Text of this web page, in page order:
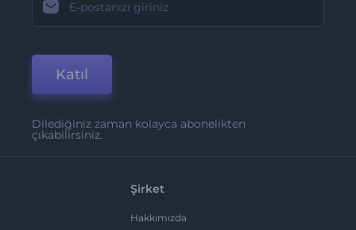
Katıl
Dilediğiniz zaman kolayca abonelikten
çıkabilirsiniz.
Şirket
Hakkımızda